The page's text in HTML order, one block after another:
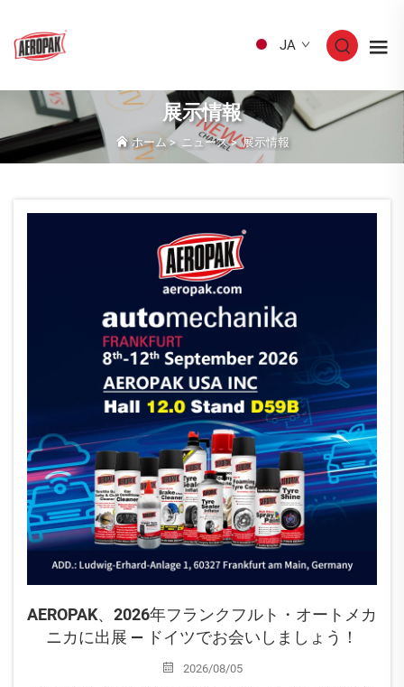
JA
展示情報
ホーム> ニュース>展示情報
AEROPAK、2026年フランクフルト・オートメカ
ニカに出展 — ドイツでお会いしましょう！
2026/08/05